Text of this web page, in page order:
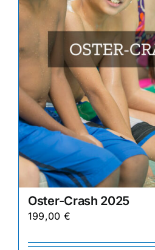
auf
der
Produktseite
gewählt
werden
Oster-Crash 2025
199,00 €